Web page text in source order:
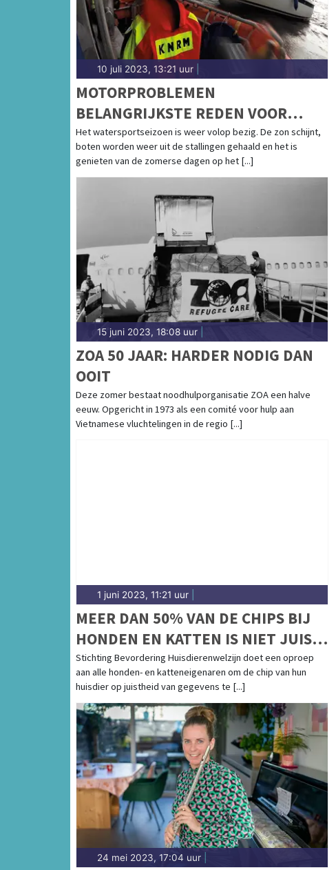
10 juli 2023, 13:21 uur
MOTORPROBLEMEN
BELANGRIJKSTE REDEN VOOR
UITVAREN KNRM
Het watersportseizoen is weer volop bezig. De zon schijnt,
boten worden weer uit de stallingen gehaald en het is
genieten van de zomerse dagen op het [...]
15 juni 2023, 18:08 uur
ZOA 50 JAAR: HARDER NODIG DAN
OOIT
Deze zomer bestaat noodhulporganisatie ZOA een halve
eeuw. Opgericht in 1973 als een comité voor hulp aan
Vietnamese vluchtelingen in de regio [...]
1 juni 2023, 11:21 uur
MEER DAN 50% VAN DE CHIPS BIJ
HONDEN EN KATTEN IS NIET JUIST
GEREGISTREERD
Stichting Bevordering Huisdierenwelzijn doet een oproep
aan alle honden- en katteneigenaren om de chip van hun
huisdier op juistheid van gegevens te [...]
24 mei 2023, 17:04 uur